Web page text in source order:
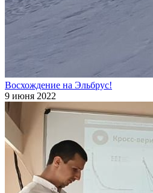
Восхождение на Эльбрус!
9 июня 2022